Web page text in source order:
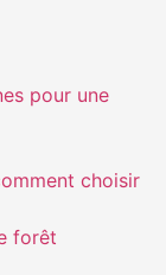
pour une
choisir
forêt